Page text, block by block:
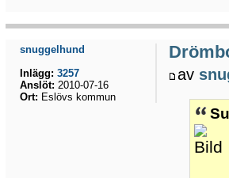
av
snuggelhund
Inlägg: 3257
Anslöt: 2010-07-16
Ort: Eslövs kommun